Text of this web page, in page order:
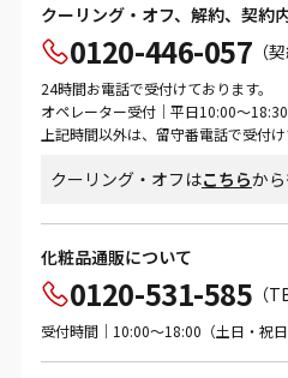
クーリング・オフ、解約、契約
0120-446-057 （
24時間お電話で受付けております。
オペレーター受付｜平日10:00～18:30
上記時間以外は、留守番電話で受付け
クーリング・オフはこちらか
化粧品通販について
0120-531-585 （
受付時間｜10:00～18:00（土日・祝日